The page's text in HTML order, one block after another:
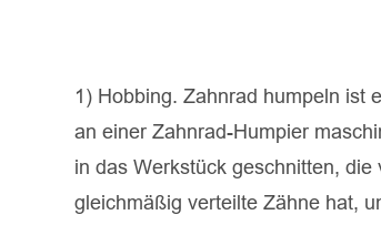
1) Hobbing. Zahnrad humpeln ist
an einer Zahnrad-Humpier
in das Werkstück geschnitten,
gleichmäßig verteilte Zähne hat,